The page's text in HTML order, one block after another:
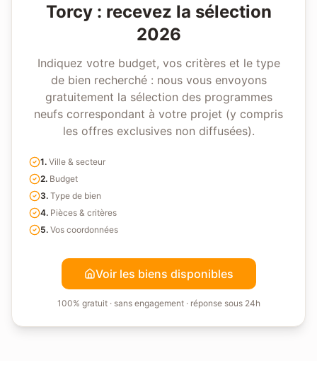
Torcy: recevez la sélection
2026
Indiquez votre budget, vos critères et le type
de bien recherché : nous vous envoyons
gratuitement la sélection des programmes
neufs correspondant à votre projet (y compris
les offres exclusives non diffusées).
1. Ville & secteur
2. Budget
3. Type de bien
4. Pièces & critères
5. Vos coordonnées
Voir les biens disponibles
100% gratuit · sans engagement · réponse sous 24h